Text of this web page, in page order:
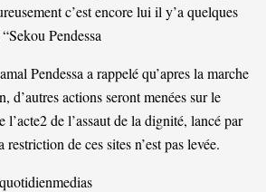
c’est encore lui il y’a quelques
Pendessa
Pendessa a rappelé qu’apres la marche
d’autres actions seront menées sur le
l’acte2 de l’assaut de la dignité, lancé par
de ces sites n’est pas levée.